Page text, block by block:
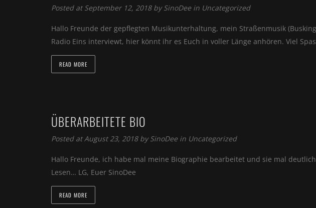
Posted at September 12, 2018 bySinoDee in Uncategorized
Hallo Freunde der gepflegten Musikunterhaltung, mein Straßenmusik
Radio Eins interviewt, hier könnt ihr es Euch in voller Länge anhören. Viel
READ MORE
ÜBERARBEITETE BIO
Posted at August 23, 2018 bySinoDee in Uncategorized
Hallo Freunde, ich habe mal meine Biographie bearbeitet und sie mal
Lesen… LG, Euer SinoDee
READ MORE